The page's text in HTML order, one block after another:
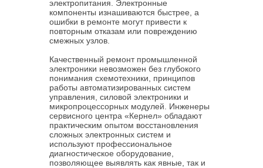
электропитания. Электронные
компоненты изнашиваются быстрее, а
ошибки в ремонте могут привести к
повторным отказам или повреждению
смежных узлов.
Качественный ремонт промышленной
электроники невозможен без глубокого
понимания схемотехники, принципов
работы автоматизированных систем
управления, силовой электроники и
микропроцессорных модулей. Инженеры
сервисного центра «Кернел» обладают
практическим опытом восстановления
сложных электронных систем и
используют профессиональное
диагностическое оборудование,
позволяющее выявлять как явные, так и